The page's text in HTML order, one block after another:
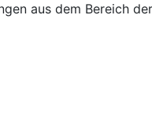
aus dem Bereich